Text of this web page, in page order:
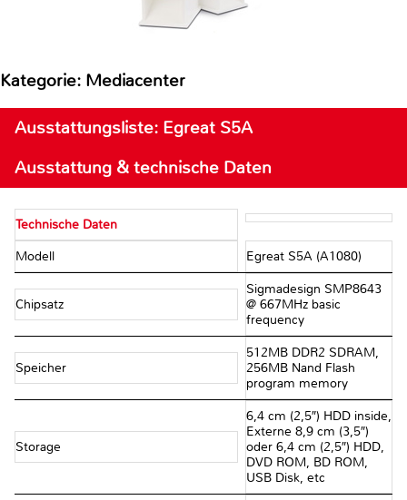
Kategorie: Mediacenter
Ausstattungsliste: Egreat S5A
Ausstattung & technische Daten
Technische Daten
Modell Egreat S5A (A1080)
Chipsatz
Sigmadesign SMP8643
@ 667MHz basic
frequency
Speicher
512MB DDR2 SDRAM,
256MB Nand Flash
program memory
Storage
6,4 cm (2,5″) HDD inside,
Externe 8,9 cm (3,5″)
oder 6,4 cm (2,5″) HDD,
DVD ROM, BD ROM,
USB Disk, etc